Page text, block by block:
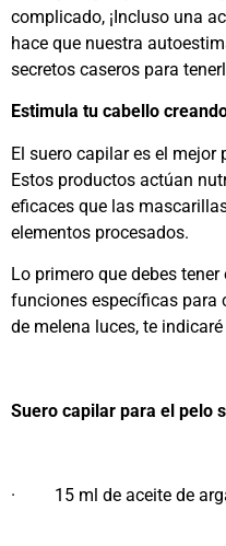
complicado, ¡Incluso una
hace que nuestra
secretos caseros para
Estimula tu cabello
El suero capilar es el
Estos productos actúan
eficaces que las
elementos procesados.
Lo primero que debes
funciones específicas para
de melena luces, te
Suero capilar para el pelo
· 15 ml de aceite de